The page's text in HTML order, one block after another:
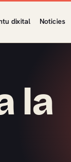
dixital Noticies
la